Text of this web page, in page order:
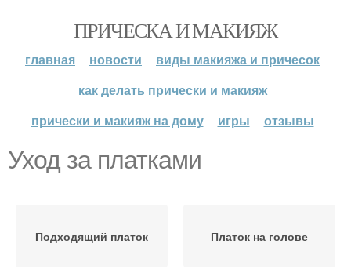
ПРИЧЕСКА И МАКИЯЖ
главная новости
виды макияжа и причесок
как делать прически и макияж
прически и макияж на дому
игры отзывы
Уход за платками
Подходящий платок Платок на голове